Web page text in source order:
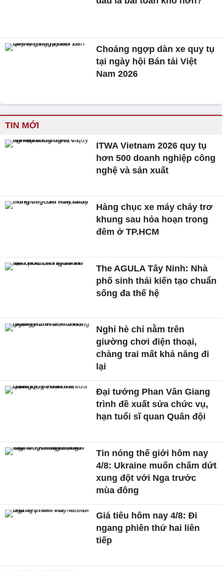
Choáng ngợp dàn xe quy tụ
tại ngày hội Bán tải Việt
Nam 2026
TIN MỚI
ITWA Vietnam 2026 quy tụ
hơn 500 doanh nghiệp công
nghệ và sản xuất
Hàng chục xe máy cháy trơ
khung sau hỏa hoạn trong
đêm ở TP.HCM
The AGULA Tây Ninh: Nhà
phố sinh thái kiến tạo chuẩn
sống đa thế hệ
Nghỉ hè chỉ nằm trên
giường chơi điện thoại,
chàng trai mất khả năng đi
lại
Đại tướng Phan Văn Giang
trình đề xuất sửa chức vụ,
hạn tuổi sĩ quan Quân đội
Tin nóng thế giới hôm nay
4/8: Ukraine muốn chấm dứt
xung đột với Nga trước
mùa đông
Giá tiêu hôm nay 4/8: Đi
ngang phiên thứ hai liên
tiếp